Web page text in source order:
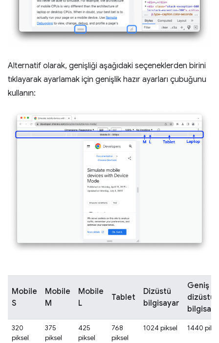
Alternatif olarak, genişliği aşağıdaki seçeneklerden birini
tıklayarak ayarlamak için genişlik hazır ayarları çubuğunu
kullanın:
Mobile
S
Mobile
M
Mobile
L
Tablet
Dizüstü
bilgisayar
Geniş
dizüstü
320
piksel
375
piksel
425
piksel
768
piksel
1024 piksel 1440